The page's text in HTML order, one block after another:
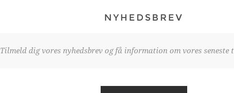
NYHEDSBREV
Tilmeld dig vores nyhedsbrev og få information om vores seneste